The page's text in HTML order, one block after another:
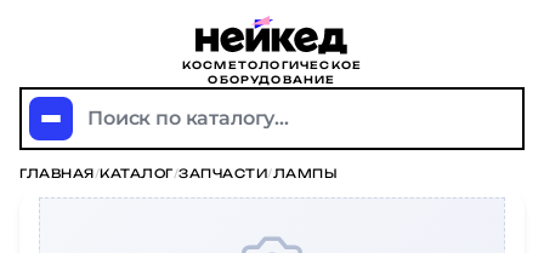
КОСМЕТОЛОГИЧЕСКОЕ
ОБОРУДОВАНИЕ
Поиск по каталогу...
ГЛАВНАЯ/КАТАЛОГ/ЗАПЧАСТИ/ЛАМПЫ